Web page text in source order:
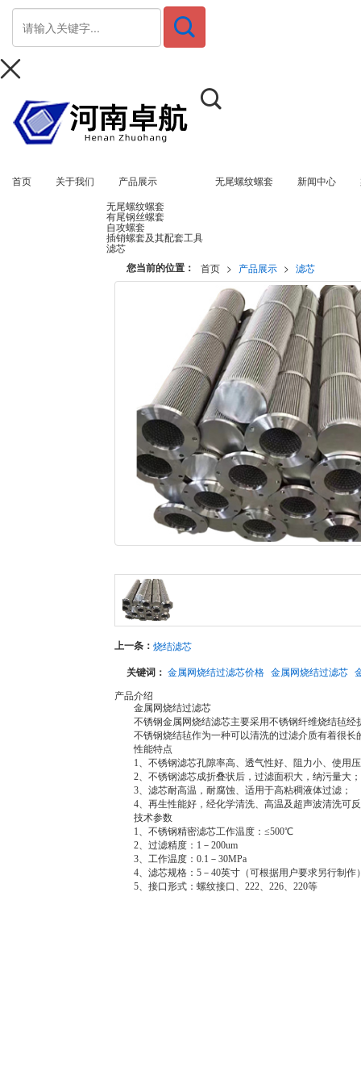
首页 关于我们 产品展示
无尾螺纹螺套
有尾钢丝螺套
自攻螺套
插销螺套及其配套工具
滤芯
无尾螺纹螺套 新闻中心
您当前的位置： 首页 > 产品展示 > 滤芯
上一条： 烧结滤芯
关键词： 金属网烧结过滤芯价格 金属网烧结过滤芯
产品介绍
金属网烧结过滤芯
不锈钢金属网烧结滤芯主要采用不锈钢纤维烧结毡
不锈钢烧结毡作为一种可以清洗的过滤介质有着很
性能特点
1、不锈钢滤芯孔隙率高、透气性好、阻力小、使用
2、不锈钢滤芯成折叠状后，过滤面积大，纳污量大；
3、滤芯耐高温，耐腐蚀、适用于高粘稠液体过滤；
4、再生性能好，经化学清洗、高温及超声波清洗可
技术参数
1、不锈钢精密滤芯工作温度：≤500℃
2、过滤精度：1－200um
3、工作温度：0.1－30MPa
4、滤芯规格：5－40英寸（可根据用户要求另行制作
5、接口形式：螺纹接口、222、226、220等